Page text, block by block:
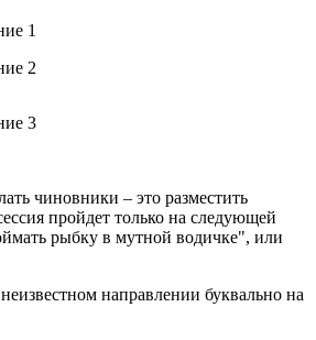
чиновники – это разместить
пройдет только на следующей
рыбку в мутной водичке", или
направлении буквально на